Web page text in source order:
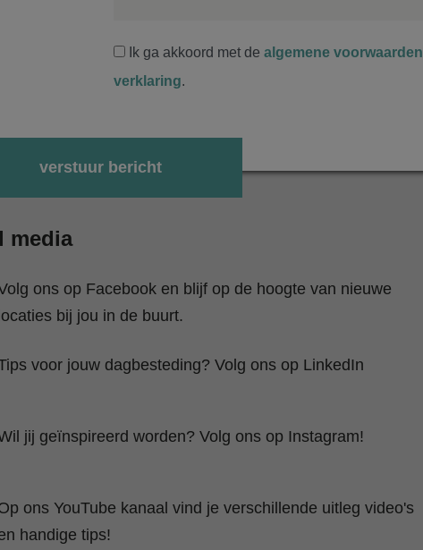
Ik ga akkoord met de algemene voorwaarden
verklaring.
media
ons op Facebook en blijf op de hoogte van nieuwe
locaties bij jou in de buurt.
voor jouw dagbesteding? Volg ons op LinkedIn
jij geïnspireerd worden? Volg ons op Instagram!
ons YouTube kanaal vind je verschillende uitleg video's
handige tips!